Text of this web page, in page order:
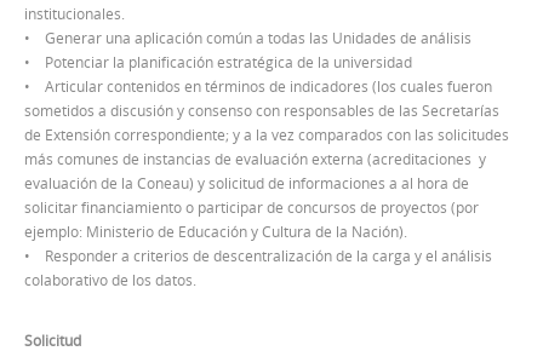
institucionales.
• Generar una aplicación común a todas las Unidades de análisis
• Potenciar la planificación estratégica de la universidad
• Articular contenidos en términos de indicadores (los cuales fueron
sometidos a discusión y consenso con responsables de las Secretarías
de Extensión correspondiente; y a la vez comparados con las solicitudes
más comunes de instancias de evaluación externa (acreditaciones y
evaluación de la Coneau) y solicitud de informaciones a al hora de
solicitar financiamiento o participar de concursos de proyectos (por
ejemplo: Ministerio de Educación y Cultura de la Nación).
• Responder a criterios de descentralización de la carga y el análisis
colaborativo de los datos.
Solicitud